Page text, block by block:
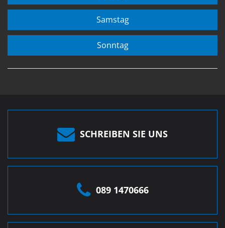
Samstag
Sonntag
SCHREIBEN SIE UNS
089 1470666